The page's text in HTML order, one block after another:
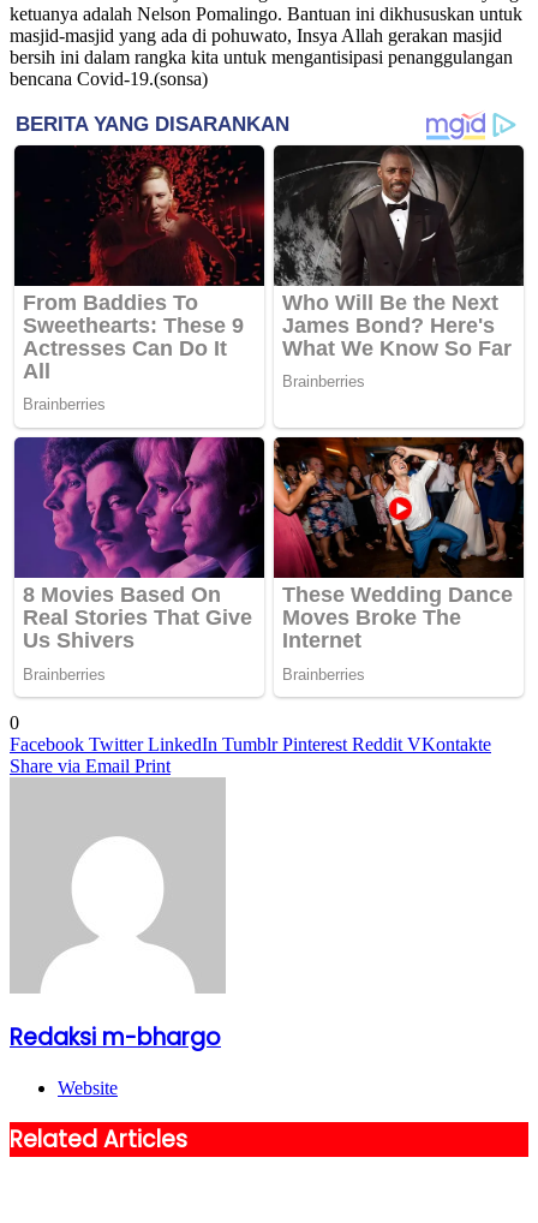
ketuanya adalah Nelson Pomalingo. Bantuan ini dikhususkan untuk
masjid-masjid yang ada di pohuwato, Insya Allah gerakan masjid
bersih ini dalam rangka kita untuk mengantisipasi penanggulangan
bencana Covid-19.(sonsa)
0
Facebook Twitter LinkedIn Tumblr Pinterest Reddit VKontakte
Share via Email Print
Redaksi m-bhargo
Website
Related Articles